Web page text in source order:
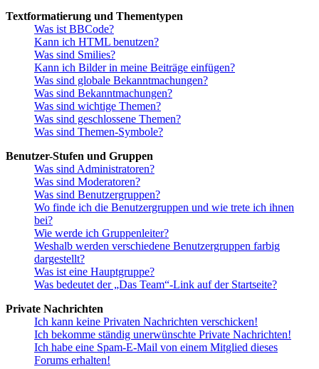
Textformatierung und Thementypen
Was ist BBCode?
Kann ich HTML benutzen?
Was sind Smilies?
Kann ich Bilder in meine Beiträge einfügen?
Was sind globale Bekanntmachungen?
Was sind Bekanntmachungen?
Was sind wichtige Themen?
Was sind geschlossene Themen?
Was sind Themen-Symbole?
Benutzer-Stufen und Gruppen
Was sind Administratoren?
Was sind Moderatoren?
Was sind Benutzergruppen?
Wo finde ich die Benutzergruppen und wie trete ich ihnen
bei?
Wie werde ich Gruppenleiter?
Weshalb werden verschiedene Benutzergruppen farbig
dargestellt?
Was ist eine Hauptgruppe?
Was bedeutet der „Das Team“-Link auf der Startseite?
Private Nachrichten
Ich kann keine Privaten Nachrichten verschicken!
Ich bekomme ständig unerwünschte Private Nachrichten!
Ich habe eine Spam-E-Mail von einem Mitglied dieses
Forums erhalten!